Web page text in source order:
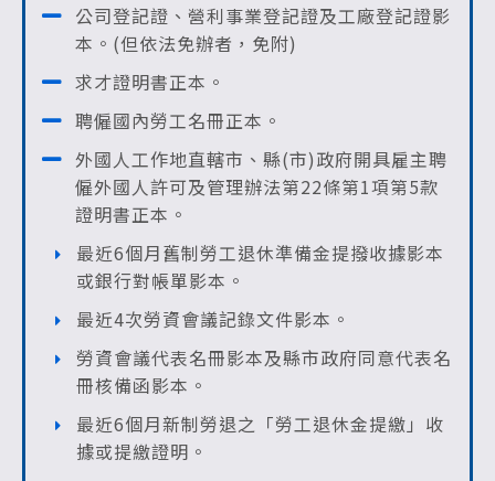
公司登記證、營利事業登記證及工廠登記證影
本。(但依法免辦者，免附)
求才證明書正本。
聘僱國內勞工名冊正本。
外國人工作地直轄市、縣(市)政府開具雇主聘
僱外國人許可及管理辦法第22條第1項第5款
證明書正本。
最近6個月舊制勞工退休準備金提撥收據影本
或銀行對帳單影本。
最近4次勞資會議記錄文件影本。
勞資會議代表名冊影本及縣市政府同意代表名
冊核備函影本。
最近6個月新制勞退之「勞工退休金提繳」收
據或提繳證明。